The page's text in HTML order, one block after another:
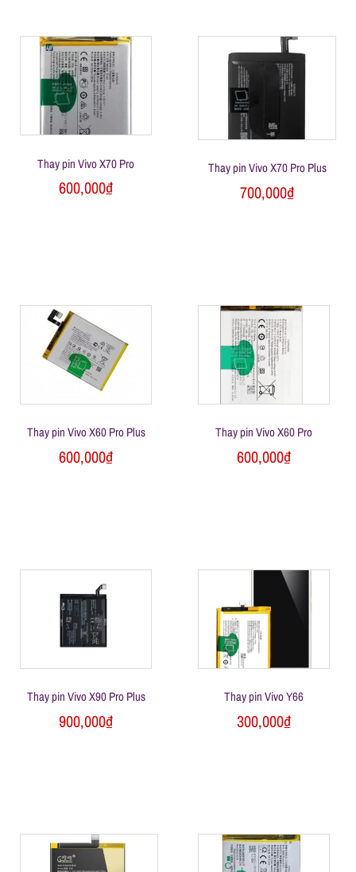
ệ
n
t
h
i
i
n
Thay pin Vivo X70 Pro
600,000₫
Thay pin Vivo X70 Pro Plus
700,000₫
Thay pin Vivo X60 Pro Plus
600,000₫
Thay pin Vivo X60 Pro
600,000₫
Thay pin Vivo X90 Pro Plus
900,000₫
Thay pin Vivo Y66
300,000₫